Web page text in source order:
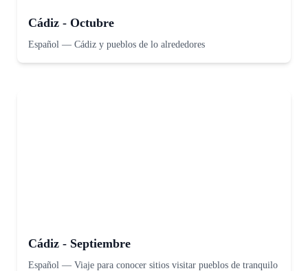
Cádiz - Octubre
Español — Cádiz y pueblos de lo alrededores
Cádiz - Septiembre
Español — Viaje para conocer sitios visitar pueblos de tranquilo